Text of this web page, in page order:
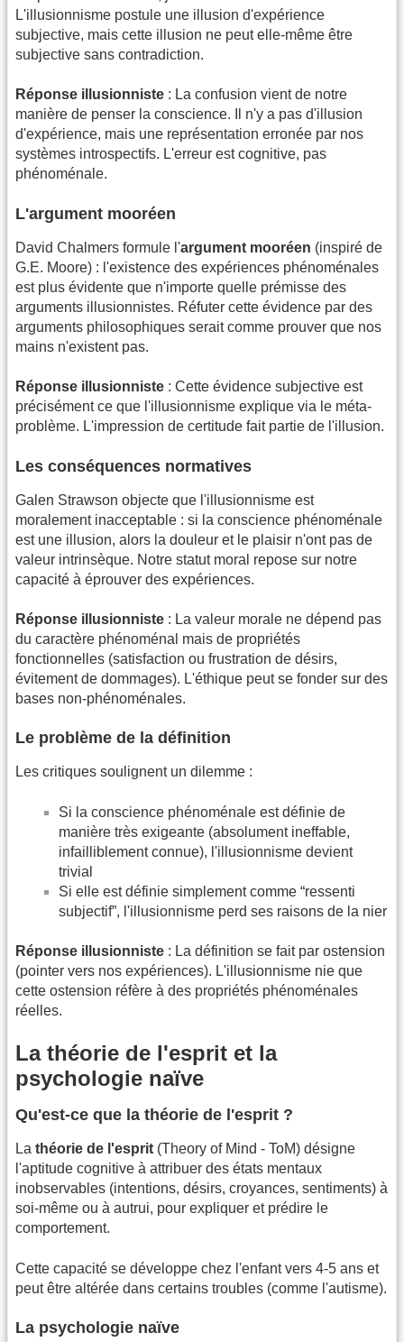
L'illusionnisme postule une illusion d'expérience
subjective, mais cette illusion ne peut elle-même être
subjective sans contradiction.
Réponse illusionniste : La confusion vient de notre
manière de penser la conscience. Il n'y a pas d'illusion
d'expérience, mais une représentation erronée par nos
systèmes introspectifs. L'erreur est cognitive, pas
phénoménale.
L'argument mooréen
David Chalmers formule l'argument mooréen (inspiré de
G.E. Moore) : l'existence des expériences phénoménales
est plus évidente que n'importe quelle prémisse des
arguments illusionnistes. Réfuter cette évidence par des
arguments philosophiques serait comme prouver que nos
mains n'existent pas.
Réponse illusionniste : Cette évidence subjective est
précisément ce que l'illusionnisme explique via le méta-
problème. L'impression de certitude fait partie de l'illusion.
Les conséquences normatives
Galen Strawson objecte que l'illusionnisme est
moralement inacceptable : si la conscience phénoménale
est une illusion, alors la douleur et le plaisir n'ont pas de
valeur intrinsèque. Notre statut moral repose sur notre
capacité à éprouver des expériences.
Réponse illusionniste : La valeur morale ne dépend pas
du caractère phénoménal mais de propriétés
fonctionnelles (satisfaction ou frustration de désirs,
évitement de dommages). L'éthique peut se fonder sur des
bases non-phénoménales.
Le problème de la définition
Les critiques soulignent un dilemme :
Si la conscience phénoménale est définie de
manière très exigeante (absolument ineffable,
infailliblement connue), l'illusionnisme devient
trivial
Si elle est définie simplement comme “ressenti
subjectif”, l'illusionnisme perd ses raisons de la nier
Réponse illusionniste : La définition se fait par ostension
(pointer vers nos expériences). L'illusionnisme nie que
cette ostension réfère à des propriétés phénoménales
réelles.
La théorie de l'esprit et la
psychologie naïve
Qu'est-ce que la théorie de l'esprit ?
La théorie de l'esprit (Theory of Mind - ToM) désigne
l'aptitude cognitive à attribuer des états mentaux
inobservables (intentions, désirs, croyances, sentiments) à
soi-même ou à autrui, pour expliquer et prédire le
comportement.
Cette capacité se développe chez l'enfant vers 4-5 ans et
peut être altérée dans certains troubles (comme l'autisme).
La psychologie naïve